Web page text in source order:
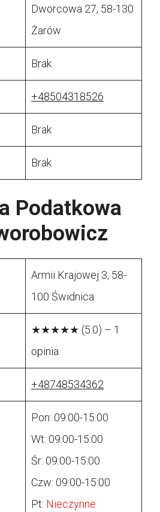
Dworcowa 27, 58-130
Żarów
Brak
+48504318526
Brak
Brak
Podatkowa
Armii Krajowej 3, 58-
100 Świdnica
★★★★★ (5.0) – 1
opinia
+48748534362
Pon: 09:00-15:00
Wt: 09:00-15:00
Śr: 09:00-15:00
Czw: 09:00-15:00
Pt: Nieczynne